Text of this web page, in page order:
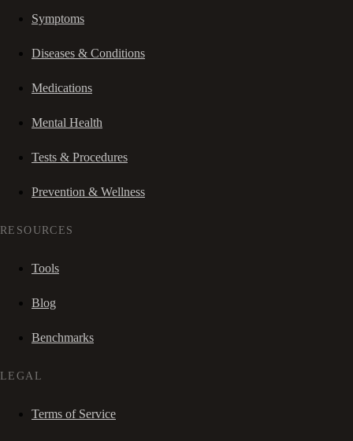
Symptoms
Diseases & Conditions
Medications
Mental Health
Tests & Procedures
Prevention & Wellness
RESOURCES
Tools
Blog
Benchmarks
LEGAL
Terms of Service